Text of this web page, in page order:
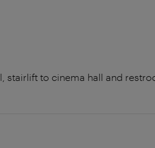
stairlift to cinema hall and